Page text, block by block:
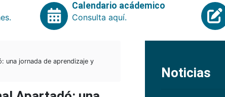
Calendario acádemico
Consulta aquí.
una jornada de aprendizaje y
Noticias